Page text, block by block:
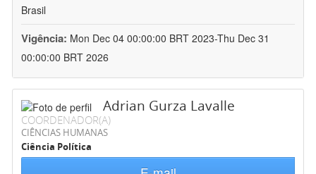
Brasil
Vigência: Mon Dec 04 00:00:00 BRT 2023-Thu Dec 31
00:00:00 BRT 2026
Adrian Gurza Lavalle
COORDENADOR(A)
CIÊNCIAS HUMANAS
Ciência Política